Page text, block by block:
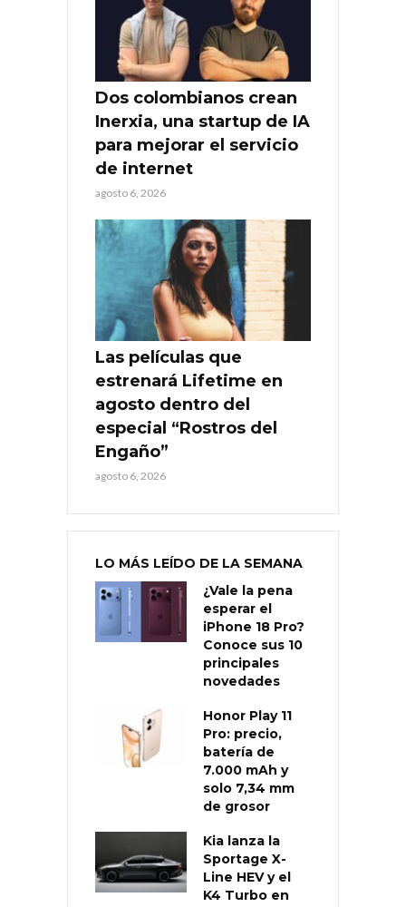
Dos colombianos crean
Inerxia, una startup de IA
para mejorar el servicio
de internet
agosto 6, 2026
Las películas que
estrenará Lifetime en
agosto dentro del
especial “Rostros del
Engaño”
agosto 6, 2026
LO MÁS LEÍDO DE LA SEMANA
¿Vale la pena
esperar el
iPhone 18 Pro?
Conoce sus 10
principales
novedades
Honor Play 11
Pro: precio,
batería de
7.000 mAh y
solo 7,34 mm
de grosor
Kia lanza la
Sportage X-
Line HEV y el
K4 Turbo en